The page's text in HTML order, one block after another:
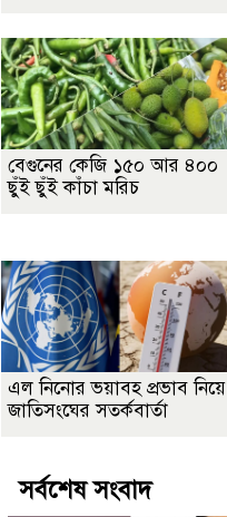
বেগুনের কেজি ১৫০ আর ৪০০
ছুঁই ছুঁই কাঁচা মরিচ
এল নিনোর ভয়াবহ প্রভাব নিয়ে
জাতিসংঘের সতর্কবার্তা
সর্বশেষ সংবাদ